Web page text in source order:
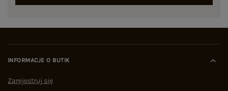
INFORMACJE O BUTIK
Zarejestruj się